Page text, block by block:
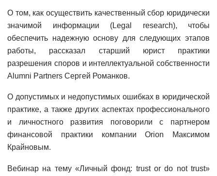
О том, как осуществить качественный сбор юридически
значимой информации (Legal research), чтобы
обеспечить надежную основу для следующих этапов
работы, рассказал старший юрист практики
разрешения споров и интеллектуальной собственности
Alumni Partners Сергей Романков.
О допустимых и недопустимых ошибках в юридической
практике, а также других аспектах профессионального
и личностного развития поговорили с партнером
финансовой практики компании Orion Максимом
Крайновым.
Вебинар на тему «Личный фонд: trust or do not trust»